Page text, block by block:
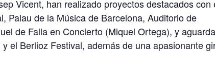
Vicent, han realizado proyectos destacados con
Palau de la Música de Barcelona, Auditorio de
de Falla en Concierto (Miquel Ortega), y
el Berlioz Festival, además de una apasionante